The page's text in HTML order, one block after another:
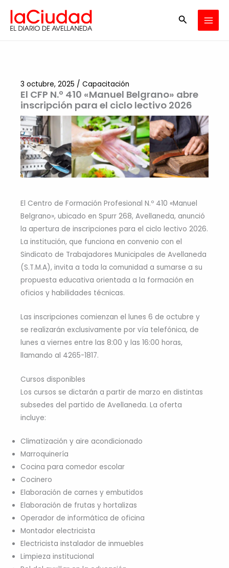
contenido
Buscar
El CFP N.º 410 «Manuel Belgrano» abre
inscripción para el ciclo lectivo 2026
3 octubre, 2025 / Capacitación
El Centro de Formación Profesional N.º 410 «Manuel
Belgrano», ubicado en Spurr 268, Avellaneda, anunció
la apertura de inscripciones para el ciclo lectivo 2026.
La institución, que funciona en convenio con el
Sindicato de Trabajadores Municipales de Avellaneda
(S.T.M.A), invita a toda la comunidad a sumarse a su
propuesta educativa orientada a la formación en
oficios y habilidades técnicas.
Las inscripciones comienzan el lunes 6 de octubre y
se realizarán exclusivamente por vía telefónica, de
lunes a viernes entre las 8:00 y las 16:00 horas,
llamando al 4265-1817.
Cursos disponibles
Los cursos se dictarán a partir de marzo en distintas
subsedes del partido de Avellaneda. La oferta
incluye:
Climatización y aire acondicionado
Marroquinería
Cocina para comedor escolar
Cocinero
Elaboración de carnes y embutidos
Elaboración de frutas y hortalizas
Operador de informática de oficina
Montador electricista
Electricista instalador de inmuebles
Limpieza institucional